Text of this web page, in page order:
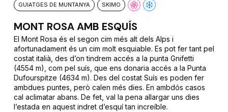
GUIATGES DE MUNTANYA SKIMO
MONT ROSA AMB ESQUÍS
El Mont Rosa és el segon cim més alt dels Alps i
afortunadament és un cim molt esquiable. Es pot fer tant pel
costat italià, des d’on tindrem accés a la punta Gnifetti
(4554 m), com pel suís, que ens donaria accés a la Punta
Dufourspitze (4634 m). Des del costat Suís es poden fer
ambdues puntes, però calen més dies. En ambdós casos
cal aclimatar abans. De fet, val la pena allargar uns dies
l’estada en aquest indret d’esquí tan increíble.